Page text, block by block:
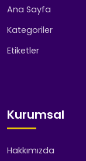
Ana Sayfa
Kategoriler
Etiketler
Kurumsal
Hakkımızda